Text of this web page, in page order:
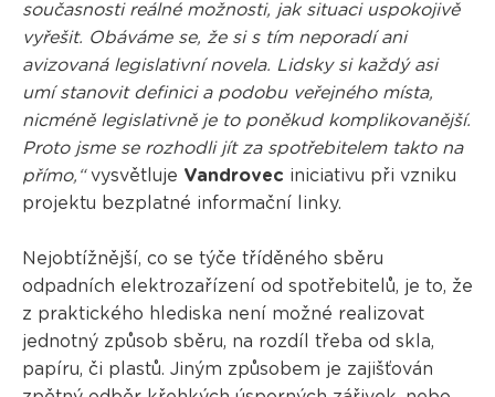
současnosti reálné možnosti, jak situaci uspokojivě
vyřešit. Obáváme se, že si s tím neporadí ani
avizovaná legislativní novela. Lidsky si každý asi
umí stanovit definici a podobu veřejného místa,
nicméně legislativně je to poněkud komplikovanější.
Proto jsme se rozhodli jít za spotřebitelem takto na
přímo,“vysvětluje Vandrovec iniciativu při vzniku
projektu bezplatné informační linky.
Nejobtížnější, co se týče tříděného sběru
odpadních elektrozařízení od spotřebitelů, je to, že
z praktického hlediska není možné realizovat
jednotný způsob sběru, na rozdíl třeba od skla,
papíru, či plastů. Jiným způsobem je zajišťován